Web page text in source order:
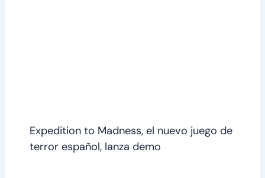
Expedition to Madness, el nuevo juego de
terror español, lanza demo